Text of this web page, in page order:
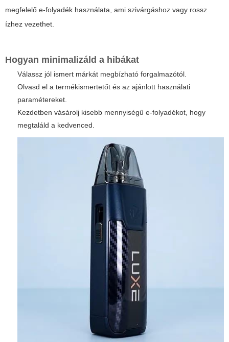
megfelelő e-folyadék használata, ami szivárgáshoz vagy rossz
ízhez vezethet.
Hogyan minimalizáld a hibákat
Válassz jól ismert márkát megbízható forgalmazótól.
Olvasd el a termékismertetőt és az ajánlott használati
paramétereket.
Kezdetben vásárolj kisebb mennyiségű e-folyadékot, hogy
megtaláld a kedvenced.